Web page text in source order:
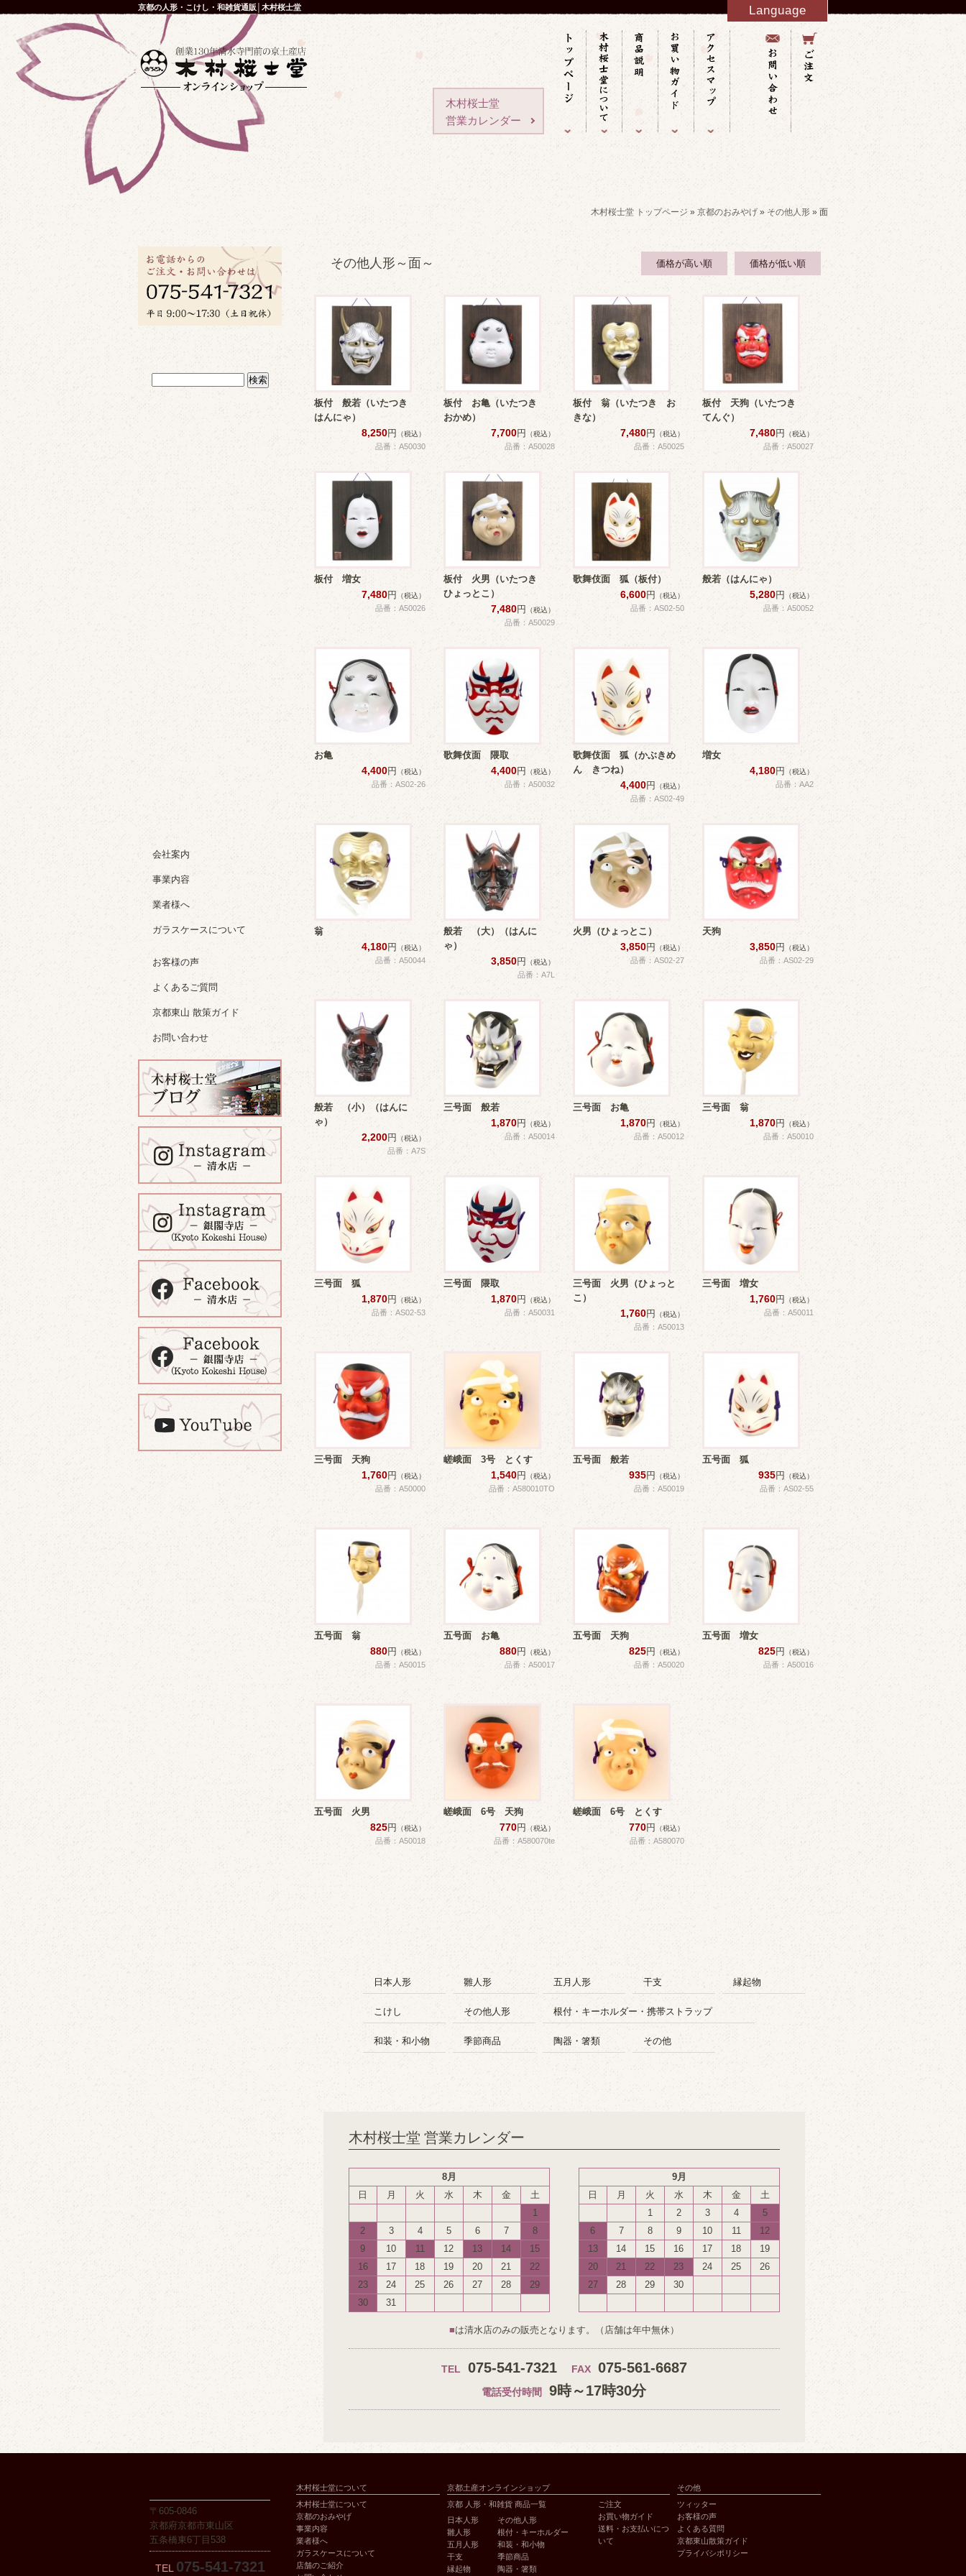
京都の人形・こけし・和雑貨通販│木村桜士堂 Language
English
French
Italy
Spanish
Germany
Chinese
Russian
Taiwanese
Korean
木村桜士堂
営業カレンダー
木村桜士堂 トップページ » 京都のおみやげ » その他人形 » 面
その他人形～面～ 価格が高い順 価格が低い順
板付 般若（いたつき
はんにゃ）
8,250円 （税込）
品番：A50030
板付 お亀（いたつき
おかめ）
7,700円 （税込）
品番：A50028
板付 翁（いたつき お
きな）
7,480円 （税込）
品番：A50025
板付 天狗（いたつき
てんぐ）
7,480円 （税込）
品番：A50027
板付 増女
7,480円 （税込）
品番：A50026
板付 火男（いたつき
ひょっとこ）
7,480円 （税込）
品番：A50029
歌舞伎面 狐（板付）
6,600円 （税込）
品番：AS02-50
般若（はんにゃ）
5,280円 （税込）
品番：A50052
お亀
4,400円 （税込）
品番：AS02-26
歌舞伎面 隈取
4,400円 （税込）
品番：A50032
歌舞伎面 狐（かぶきめ
ん きつね）
4,400円 （税込）
品番：AS02-49
増女
4,180円 （税込）
品番：AA2
翁
4,180円 （税込）
品番：A50044
般若 （大）（はんに
ゃ）
3,850円 （税込）
品番：A7L
火男（ひょっとこ）
3,850円 （税込）
品番：AS02-27
天狗
3,850円 （税込）
品番：AS02-29
般若 （小）（はんに
ゃ）
2,200円 （税込）
品番：A7S
三号面 般若
1,870円 （税込）
品番：A50014
三号面 お亀
1,870円 （税込）
品番：A50012
三号面 翁
1,870円 （税込）
品番：A50010
三号面 狐
1,870円 （税込）
品番：AS02-53
三号面 隈取
1,870円 （税込）
品番：A50031
三号面 火男（ひょっと
こ）
1,760円 （税込）
品番：A50013
三号面 増女
1,760円 （税込）
品番：A50011
三号面 天狗
1,760円 （税込）
品番：A50000
嵯峨面 3号 とくす
1,540円 （税込）
品番：A580010TO
五号面 般若
935円 （税込）
品番：A50019
五号面 狐
935円 （税込）
品番：AS02-55
五号面 翁
880円 （税込）
品番：A50015
五号面 お亀
880円 （税込）
品番：A50017
五号面 天狗
825円 （税込）
品番：A50020
五号面 増女
825円 （税込）
品番：A50016
五号面 火男
825円 （税込）
品番：A50018
嵯峨面 6号 天狗
770円 （税込）
品番：A580070te
嵯峨面 6号 とくす
770円 （税込）
品番：A580070
日本人形 雛人形 五月人形 干支 縁起物
こけし その他人形 根付・キーホルダー・携帯ストラップ
和装・和小物 季節商品 陶器・箸類 その他
木村桜士堂 営業カレンダー
8月
日
月 火 水 木 金
土
1
2
3 4 5 6 7
8
9
10 11 12 13 14
15
16
17 18 19 20 21
22
23
24 25 26 27 28
29
30
31
9月
日
月 火 水 木 金
土
1
2 3 4
5
6
7 8 9 10 11
12
13
14 15 16 17 18
19
20
21 22 23 24 25
26
27
28 29 30
■は清水店のみの販売となります。（店舗は年中無休）
TEL 075-541-7321 FAX 075-561-6687
電話受付時間 9時～17時30分
会社案内
事業内容
業者様へ
ガラスケースについて
お客様の声
よくあるご質問
京都東山 散策ガイド
お問い合わせ
〒605-0846
京都府京都市東山区
五条橋東6丁目538
TEL 075-541-7321
木村桜士堂について
木村桜士堂について
京都のおみやげ
事業内容
業者様へ
ガラスケースについて
店舗のご紹介
京都土産オンラインショップ
京都 人形・和雑貨 商品一覧
日本人形
雛人形
五月人形
干支
縁起物
その他人形
根付・キーホルダー
和装・和小物
季節商品
陶器・箸類
ご注文
お買い物ガイド
送料・お支払いにつ
いて
その他
ツィッター
お客様の声
よくある質問
京都東山散策ガイド
プライバシポリシー